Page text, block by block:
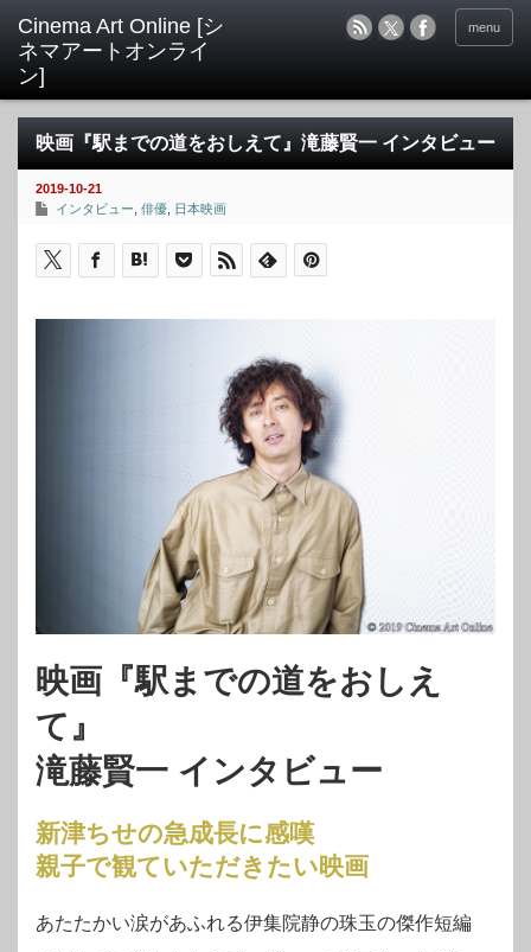
menu
映画『駅までの道をおしえて』滝藤賢一 インタビュー
2019-10-21
インタビュー 俳優 日本映画
映画『駅までの道をおしえ
て』
滝藤賢一 インタビュー
新津ちせの急成長に感嘆
親子で観ていただきたい映画
あたたかい涙があふれる伊集院静の珠玉の傑作短編